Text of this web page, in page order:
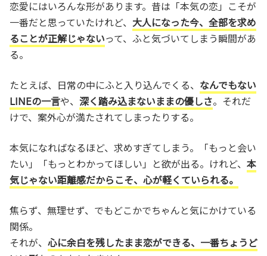
恋愛にはいろんな形があります。昔は「本気の恋」こそが
一番だと思っていたけれど、 大人になった今、全部を求め
ることが正解じゃないって、ふと気づいてしまう瞬間があ
る。
たとえば、日常の中にふと入り込んでくる、 なんでもない
LINEの一言や、 深く踏み込まないままの優しさ。それだ
けで、案外心が満たされてしまったりする。
本気になればなるほど、求めすぎてしまう。「もっと会い
たい」「もっとわかってほしい」と欲が出る。けれど、 本
気じゃない距離感だからこそ、心が軽くていられる。
焦らず、無理せず、でもどこかでちゃんと気にかけている
関係。
それが、 心に余白を残したまま恋ができる、一番ちょうど